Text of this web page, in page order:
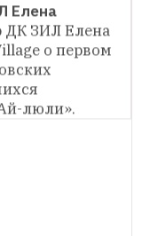
имени
и Театра
Елена
ДК ЗИЛ Елена
о первом
люли».